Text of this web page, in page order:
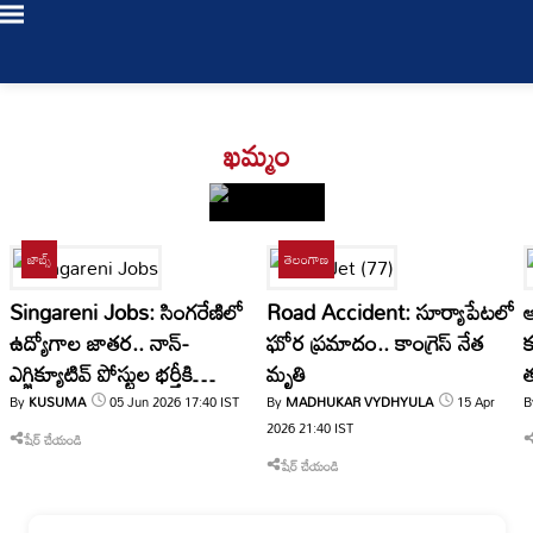
0
Bookmarks
My Profile
LIVE
TV
తాజా
ఖమ్మం
జాబ్స్
Singareni Jobs: సింగరేణిలో
ఉద్యోగాల జాతర.. నాన్-
ఎగ్జిక్యూటివ్ పోస్టుల భర్తీకి
నోటిఫికేషన్.. దరఖాస్తు చేసుకోవడం
ఎలాగంటే?
ByKUSUMA 05 Jun 202617:40IST
షేర్ చేయండి
తెలంగాణ
Road Accident: సూర్యాపేటలో
ఘోర ప్రమాదం.. కాంగ్రెస్ నేత
మృతి
ByMADHUKAR VYDHYULA
15 Apr
202621:40IST
షేర్ చేయండి